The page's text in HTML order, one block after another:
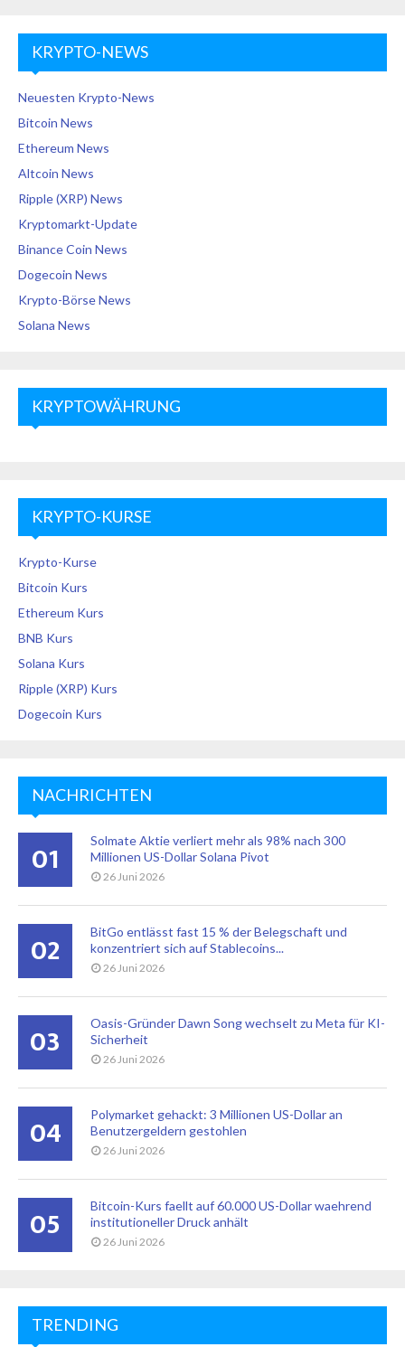
KRYPTO-NEWS
Neuesten Krypto-News
Bitcoin News
Ethereum News
Altcoin News
Ripple (XRP) News
Kryptomarkt-Update
Binance Coin News
Dogecoin News
Krypto-Börse News
Solana News
KRYPTOWÄHRUNG
KRYPTO-KURSE
Krypto-Kurse
Bitcoin Kurs
Ethereum Kurs
BNB Kurs
Solana Kurs
Ripple (XRP) Kurs
Dogecoin Kurs
NACHRICHTEN
01
Solmate Aktie verliert mehr als 98% nach 300
Millionen US-Dollar Solana Pivot
26 Juni 2026
02
BitGo entlässt fast 15 % der Belegschaft und
konzentriert sich auf Stablecoins...
26 Juni 2026
03
Oasis-Gründer Dawn Song wechselt zu Meta für KI-
Sicherheit
26 Juni 2026
04
Polymarket gehackt: 3 Millionen US-Dollar an
Benutzergeldern gestohlen
26 Juni 2026
05
Bitcoin-Kurs faellt auf 60.000 US-Dollar waehrend
institutioneller Druck anhält
26 Juni 2026
TRENDING